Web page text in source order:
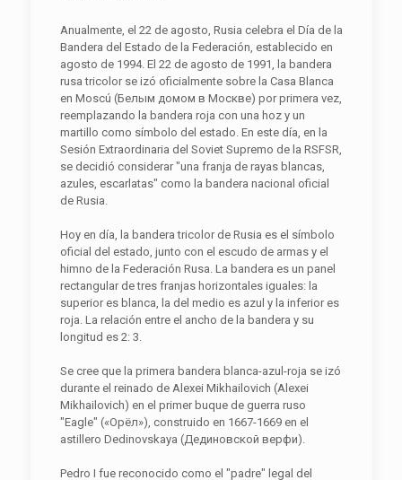
Anualmente, el 22 de agosto, Rusia celebra el Día de la
Bandera del Estado de la Federación, establecido en
agosto de 1994. El 22 de agosto de 1991, la bandera
rusa tricolor se izó oficialmente sobre la Casa Blanca
en Moscú (Белым домом в Москве) por primera vez,
reemplazando la bandera roja con una hoz y un
martillo como símbolo del estado. En este día, en la
Sesión Extraordinaria del Soviet Supremo de la RSFSR,
se decidió considerar "una franja de rayas blancas,
azules, escarlatas" como la bandera nacional oficial
de Rusia.
Hoy en día, la bandera tricolor de Rusia es el símbolo
oficial del estado, junto con el escudo de armas y el
himno de la Federación Rusa. La bandera es un panel
rectangular de tres franjas horizontales iguales: la
superior es blanca, la del medio es azul y la inferior es
roja. La relación entre el ancho de la bandera y su
longitud es 2: 3.
Se cree que la primera bandera blanca-azul-roja se izó
durante el reinado de Alexei Mikhailovich (Alexei
Mikhailovich) en el primer buque de guerra ruso
"Eagle" («Орёл»), construido en 1667-1669 en el
astillero Dedinovskaya (Дединовской верфи).
Pedro I fue reconocido como el "padre" legal del